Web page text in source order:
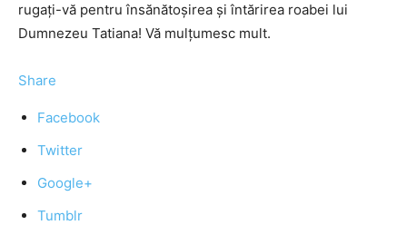
rugaţi-vă pentru însănătoşirea şi întărirea roabei lui
Dumnezeu Tatiana! Vă mulţumesc mult.
Share
Facebook
Twitter
Google+
Tumblr